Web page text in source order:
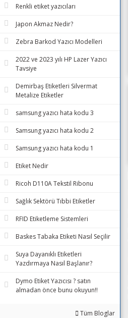
Renkli etiket yazıcıları
Japon Akmaz Nedir?
Zebra Barkod Yazıcı Modelleri
2022 ve 2023 yılı HP Lazer Yazıcı
Tavsiye
Demirbaş Etiketleri Silvermat
Metalize Etiketler
samsung yazıcı hata kodu 3
Samsung yazıcı hata kodu 2
Samsung yazıcı hata kodu 1
Etiket Nedir
Ricoh D110A Tekstil Ribonu
Sağlık Sektörü Tıbbi Etiketler
RFID Etiketleme Sistemleri
Baskes Tabaka Etiketi Nasıl Seçilir
Suya Dayanıklı Etiketleri
Yazdırmaya Nasıl Başlanır?
Dymo Etiket Yazıcısı ? satın
almadan önce bunu okuyun!!
Tüm Bloglar